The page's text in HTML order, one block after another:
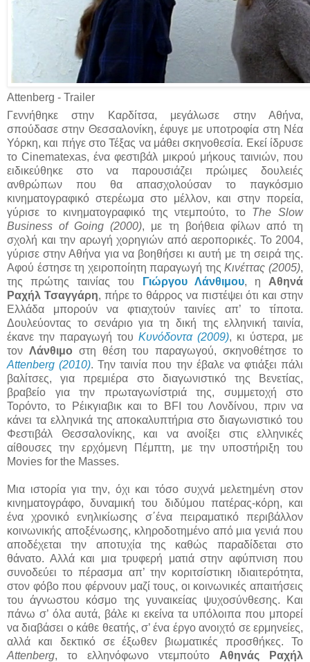
Attenberg - Trailer
Γεννήθηκε στην Καρδίτσα, μεγάλωσε στην Αθήνα,
σπούδασε στην Θεσσαλονίκη, έφυγε με υποτροφία στη Νέα
Υόρκη, και πήγε στο Τέξας να μάθει σκηνοθεσία. Εκεί ίδρυσε
το Cinematexas, ένα φεστιβάλ μικρού μήκους ταινιών, που
ειδικεύθηκε στο να παρουσιάζει πρώιμες δουλειές
ανθρώπων που θα απασχολούσαν το παγκόσμιο
κινηματογραφικό στερέωμα στο μέλλον, και στην πορεία,
γύρισε το κινηματογραφικό της ντεμπούτο, το The Slow
Business of Going (2000), με τη βοήθεια φίλων από τη
σχολή και την αρωγή χορηγιών από αεροπορικές. Το 2004,
γύρισε στην Αθήνα για να βοηθήσει κι αυτή με τη σειρά της.
Αφού έστησε τη χειροποίητη παραγωγή τηςΚινέττας (2005),
της πρώτης ταινίας του
Γιώργου Λάνθιμου, η Αθηνά
Ραχήλ Τσαγγάρη, πήρε το θάρρος να πιστέψει ότι και στην
Ελλάδα μπορούν να φτιαχτούν ταινίες απ’ το τίποτα.
Δουλεύοντας το σενάριο για τη δική της ελληνική ταινία,
έκανε την παραγωγή του Κυνόδοντα (2009), κι ύστερα, με
τον Λάνθιμο στη θέση του παραγωγού, σκηνοθέτησε το
Attenberg (2010). Την ταινία που την έβαλε να φτιάξει πάλι
βαλίτσες, για πρεμιέρα στο διαγωνιστικό της Βενετίας,
βραβείο για την πρωταγωνίστριά της, συμμετοχή στο
Τορόντο, το Ρέικγιαβικ και το BFI του Λονδίνου, πριν να
κάνει τα ελληνικά της αποκαλυπτήρια στο διαγωνιστικό του
Φεστιβάλ Θεσσαλονίκης, και να ανοίξει στις ελληνικές
αίθουσες την ερχόμενη Πέμπτη, με την υποστήριξη του
Movies for the Masses.
Μια ιστορία για την, όχι και τόσο συχνά μελετημένη στον
κινηματογράφο, δυναμική του διδύμου πατέρας-κόρη, και
ένα χρονικό ενηλικίωσης σ΄ένα πειραματικό περιβάλλον
κοινωνικής αποξένωσης, κληροδοτημένο από μια γενιά που
αποδέχεται την αποτυχία της καθώς παραδίδεται στο
θάνατο. Αλλά και μια τρυφερή ματιά στην αφύπνιση που
συνοδεύει το πέρασμα απ’ την κοριτσίστικη ιδιαιτερότητα,
στον φόβο που φέρνουν μαζί τους, οι κοινωνικές απαιτήσεις
του άγνωστου κόσμο της γυναικείας ψυχοσύνθεσης. Και
πάνω σ’ όλα αυτά, βάλε κι εκείνα τα υπόλοιπα που μπορεί
να διαβάσει ο κάθε θεατής, σ’ ένα έργο ανοιχτό σε ερμηνείες,
αλλά και δεκτικό σε έξωθεν βιωματικές προσθήκες. Το
Attenberg, το ελληνόφωνο ντεμπούτο Αθηνάς Ραχήλ